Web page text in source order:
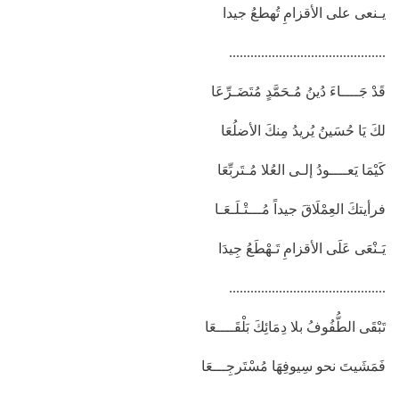
يـنعى على الأقزامِ تُهطعُ جيدا
............................................
قَدْ جَــــاءَ دُينُ مُـحَمَّدٍ مُتَضَـرِّعَا
لكَ يَا حُسَينُ يُريدُ مِنكَ الأضلُعَا
كَيْمَا يَعــــودُ إلـى العُلا مُـتَربِّعَا
فرأيتكَ العِمْلَاقَ جيداً مُـــتْـلَـعَـا
يَـنْعَى عَلَى الأقزامِ تَـهْطَعُ جِيدَا
............................................
تَبْقَى الطُّفُوفُ بلا دِمَائِكَ بَلْقَــــعَا
فَمَشَيتَ نحو سِيوفِهَا مُسْتَرجِـــعَا